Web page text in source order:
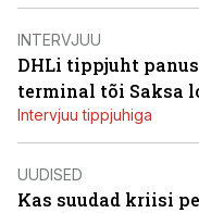
INTERVJUU
DHLi tippjuht
terminal tõi Saksa
Intervjuu tippjuhiga
UUDISED
Kas suudad kriisi